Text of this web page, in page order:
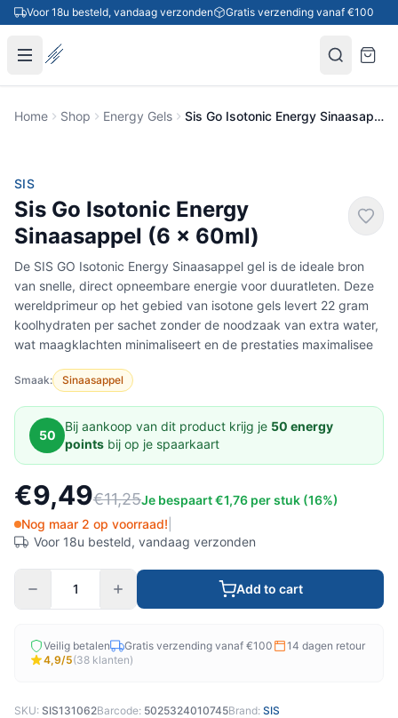
Ga naar inhoud
Voor 18u besteld, vandaag verzonden Gratis verzending vanaf €100
Home Shop Energy Gels Sis Go Isotonic Energy Sinaasappel (6 x 60ml)
SIS
Sis Go Isotonic Energy
Sinaasappel (6 x 60ml)
De SIS GO Isotonic Energy Sinaasappel gel is de ideale bron
van snelle, direct opneembare energie voor duuratleten. Deze
wereldprimeur op het gebied van isotone gels levert 22 gram
koolhydraten per sachet zonder de noodzaak van extra water,
wat maagklachten minimaliseert en de prestaties maximalisee
Smaak: Sinaasappel
50
Bij aankoop van dit product krijg je 50 energy
points bij op je spaarkaart
€9,49€11,25Je bespaart €1,76 per stuk (16%)
Nog maar 2 op voorraad!
Voor 18u besteld, vandaag verzonden
Add to cart
Veilig betalen Gratis verzending vanaf €100
14 dagen retour
4,9/5(38 klanten)
SKU: SIS131062Barcode: 5025324010745Brand: SIS